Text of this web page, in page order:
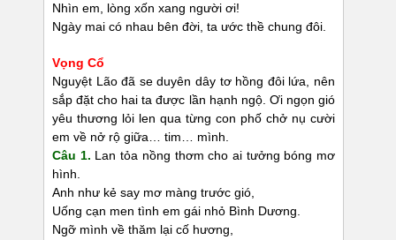
Nhìn em, lòng xốn xang người ơi!
Ngày mai có nhau bên đời, ta ước thề chung đôi.
Vọng Cổ
Nguyệt Lão đã se duyên dây tơ hồng đôi lứa, nên
sắp đặt cho hai ta được lần hạnh ngộ. Ơi ngọn gió
yêu thương lỏi len qua từng con phố chở nụ cười
em về nở rộ giữa… tim… mình.
Câu 1. Lan tỏa nồng thơm cho ai tưởng bóng mơ
hình.
Anh như kẻ say mơ màng trước gió,
Uống cạn men tình em gái nhỏ Bình Dương.
Ngỡ mình về thăm lại cố hương,